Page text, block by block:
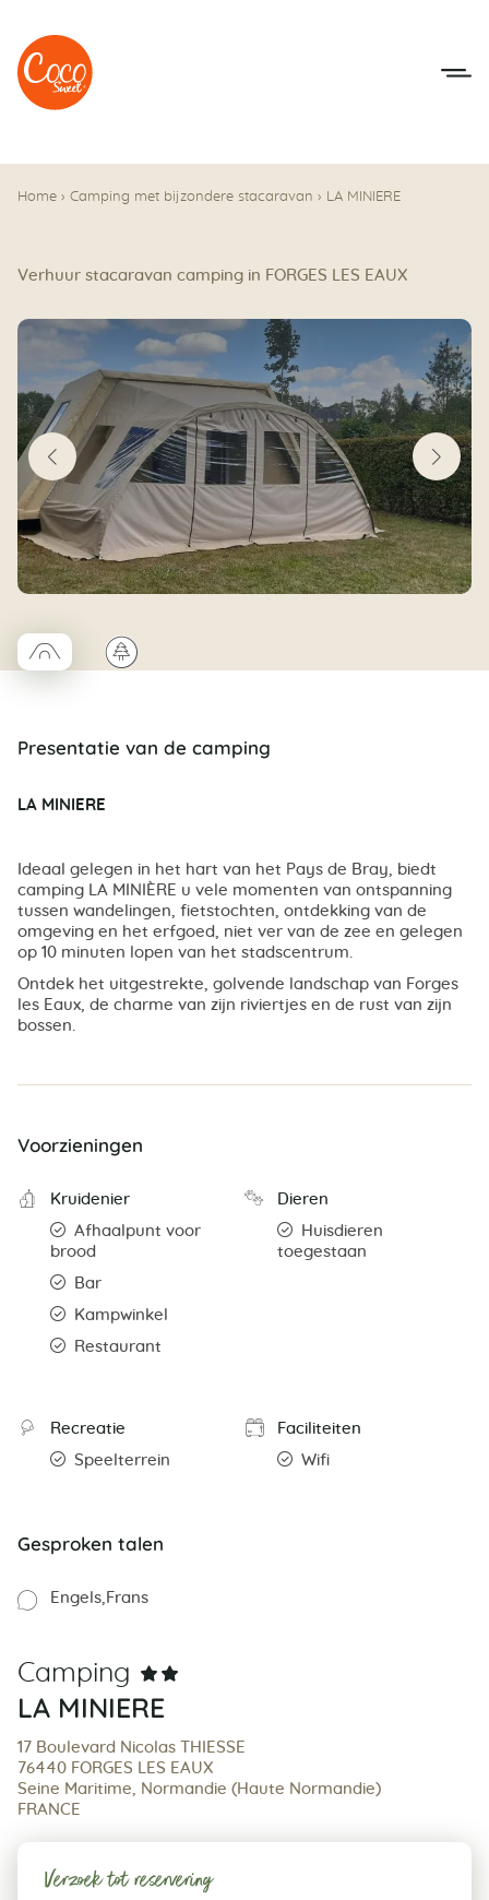
Naar het menu
Naar de inhoudsopgave
Home › Camping met bijzondere stacaravan › LA MINIERE
Verhuur stacaravan camping in FORGES LES EAUX
□Coco trapèze
🌲
Presentatie van de camping
LA MINIERE
Ideaal gelegen in het hart van het Pays de Bray, biedt
camping LA MINIÈRE u vele momenten van ontspanning
tussen wandelingen, fietstochten, ontdekking van de
omgeving en het erfgoed, niet ver van de zee en gelegen
op 10 minuten lopen van het stadscentrum.
Ontdek het uitgestrekte, golvende landschap van Forges
les Eaux, de charme van zijn riviertjes en de rust van zijn
bossen.
Voorzieningen
Kruidenier
Afhaalpunt voor
brood
Bar
Kampwinkel
Restaurant
Dieren
Huisdieren
toegestaan
Recreatie
Speelterrein
Faciliteiten
Wifi
Gesproken talen
Engels Frans
Camping
LA MINIERE
17 Boulevard Nicolas THIESSE
76440 FORGES LES EAUX
Seine Maritime, Normandie (Haute Normandie)
FRANCE
Verzoek tot reservering